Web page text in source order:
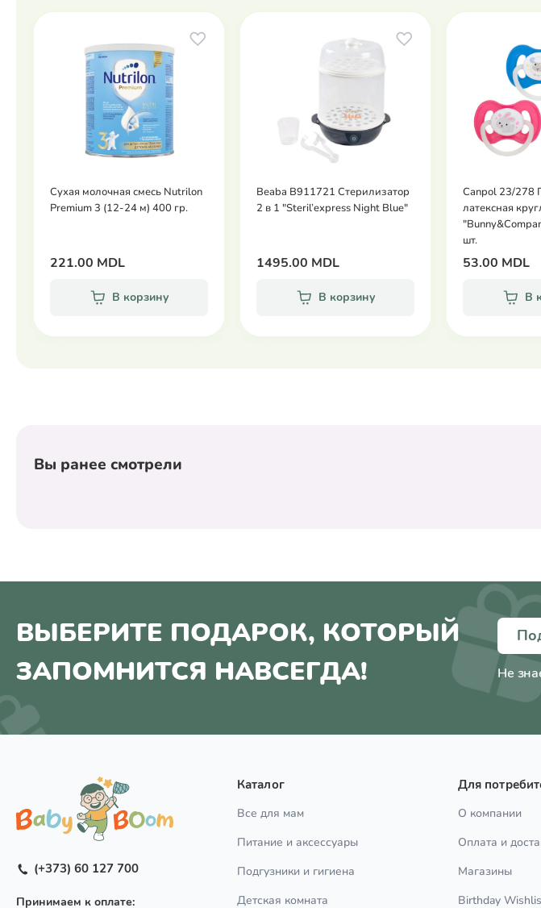
Сухая молочная смесь Nutrilon
Premium 3 (12-24 м) 400 гр.
221.00 MDL
В корзину
Beaba B911721 Стерилизатор
2 в 1 "Steril’express Night Blue"
1495.00 MDL
В корзину
Canpol 23/278
латексная
шт.
53.00 MDL
В
Вы ранее смотрели
ВЫБЕРИТЕ ПОДАРОК, КОТОРЫЙ
ЗАПОМНИТСЯ НАВСЕГДА!
Не
(+373) 60 127 700
Принимаем к оплате:
Каталог
Все для мам
Питание и аксессуары
Подгузники и гигиена
Детская комната
Для
О компании
Оплата и
Магазины
Birthday